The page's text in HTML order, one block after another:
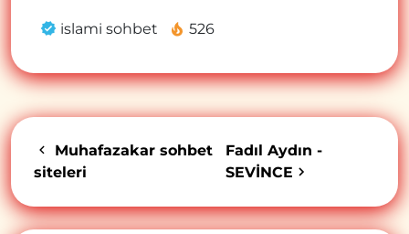
islami sohbet 526
Muhafazakar sohbet
siteleri
Fadıl Aydın -
SEVİNCE